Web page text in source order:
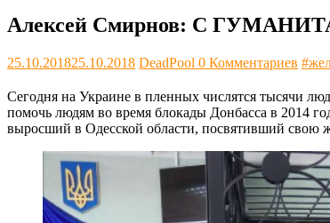
Алексей Смирнов: С
25.10.201825.10.2018 DeadPool 0 Комментариев
Сегодня на Украине в пленных числятся тысячи
помочь людям во время блокады Донбасса в 2014
выросший в Одесской области, посвятивший свою